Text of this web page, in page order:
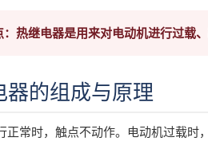
热继电器是用来对电动机进行过载
器的组成与原理
正常时，触点不动作。电动机过载